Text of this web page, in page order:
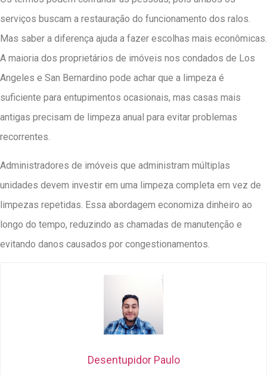
serviços buscam a restauração do funcionamento dos ralos.
Mas saber a diferença ajuda a fazer escolhas mais econômicas.
A maioria dos proprietários de imóveis nos condados de Los
Angeles e San Bernardino pode achar que a limpeza é
suficiente para entupimentos ocasionais, mas casas mais
antigas precisam de limpeza anual para evitar problemas
recorrentes.
Administradores de imóveis que administram múltiplas
unidades devem investir em uma limpeza completa em vez de
limpezas repetidas. Essa abordagem economiza dinheiro ao
longo do tempo, reduzindo as chamadas de manutenção e
evitando danos causados ​​por congestionamentos.
Desentupidor Paulo